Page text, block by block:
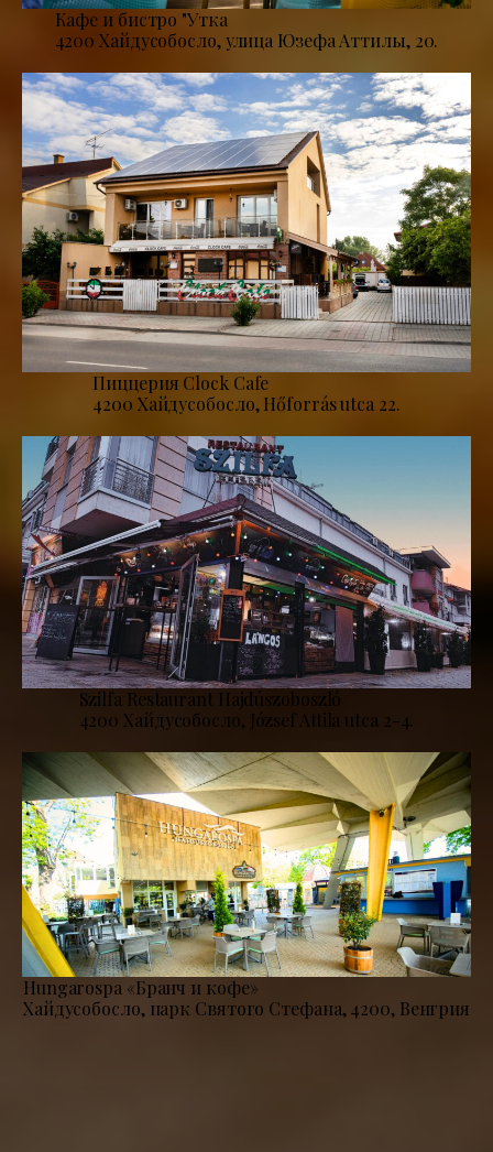
Кафе и бистро "Утка
4200 Хайдусобосло, улица Юзефа Аттилы, 20.
Пиццерия Clock Cafe
4200 Хайдусобосло, Hőforrás utca 22.
Szilfa Restaurant Hajdúszoboszló
4200 Хайдусобосло, József Attila utca 2-4.
Hungarospa «Бранч и кофе»
Хайдусобосло, парк Святого Стефана, 4200, Венгрия